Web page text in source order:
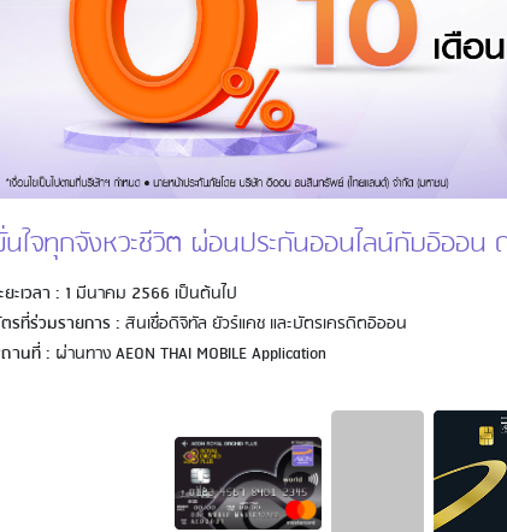
ใจทุกจังหวะชีวิต ผ่อนประกันออนไลน์กับอิออน
ยะเวลา : 1 มีนาคม 2566 เป็นต้นไป
รที่ร่วมรายการ : สินเชื่อดิจิทัล ยัวร์แคช และบัตรเครดิตอิออน
านที่ : ผ่านทาง AEON THAI MOBILE Application